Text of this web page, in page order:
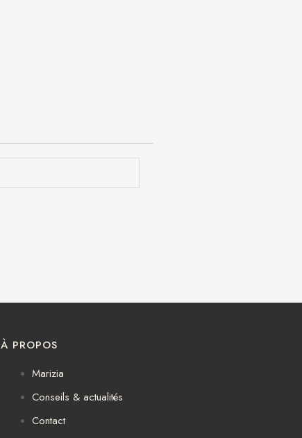
À PROPOS
Marizia
Conseils & actualités
Contact